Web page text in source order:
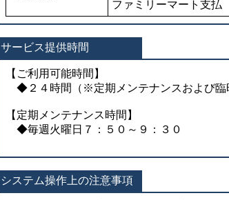
ファミリーマート支払
サービス提供時間
【ご利用可能時間】
◆２４時間（※定期メンテナンスおよび臨
【定期メンテナンス時間】
◆毎週火曜日７：５０～９：３０
システム操作上の注意事項